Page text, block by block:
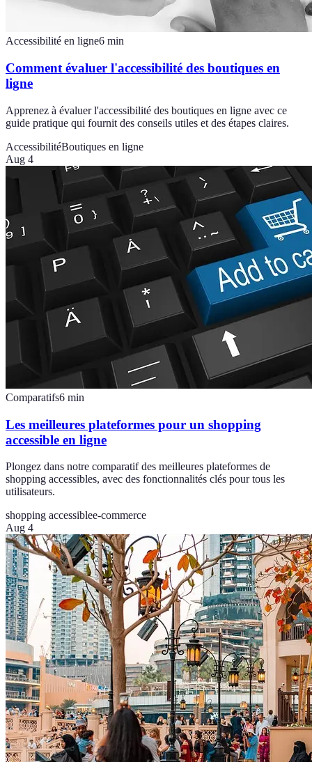
Accessibilité en ligne6 min
Comment évaluer l'accessibilité des boutiques en
ligne
Apprenez à évaluer l'accessibilité des boutiques en ligne avec ce
guide pratique qui fournit des conseils utiles et des étapes claires.
AccessibilitéBoutiques en ligne
Aug 4
Comparatifs6 min
Les meilleures plateformes pour un shopping
accessible en ligne
Plongez dans notre comparatif des meilleures plateformes de
shopping accessibles, avec des fonctionnalités clés pour tous les
utilisateurs.
shopping accessiblee-commerce
Aug 4